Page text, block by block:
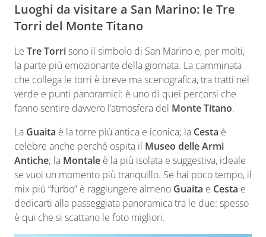
Luoghi da visitare a San Marino: le Tre
Torri del Monte Titano
Le Tre Torrisono il simbolo di San Marino e, per molti,
la parte più emozionante della giornata. La camminata
che collega le torri è breve ma scenografica, tra tratti nel
verde e punti panoramici: è uno di quei percorsi che
fanno sentire davvero l’atmosfera del Monte Titano.
La Guaita è la torre più antica e iconica; la Cesta è
celebre anche perché ospita il Museo delle Armi
Antiche; la Montale è la più isolata e suggestiva, ideale
se vuoi un momento più tranquillo. Se hai poco tempo, il
mix più “furbo” è raggiungere almeno Guaita e Cesta e
dedicarti alla passeggiata panoramica tra le due: spesso
è qui che si scattano le foto migliori.